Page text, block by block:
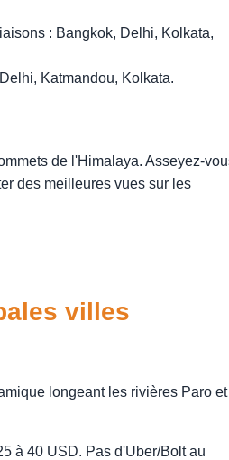
: Bangkok, Delhi, Kolkata,
Katmandou, Kolkata.
de l'Himalaya. Asseyez-
des meilleures vues sur les
villes
longeant les rivières Paro et
à 40 USD. Pas d'Uber/Bolt au